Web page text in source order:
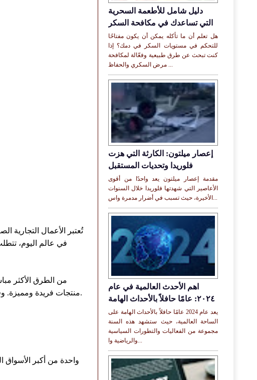
تُعتبر الأعمال التجارية
من الطرق الأكثر
منتجات فريدة ومميزة. وفقًا لدراسة حديثة، فإن 68% من كل دولار يتم إنفاقه في الأعمال المحلية يبقى داخل المجتمع، مما يعزز الاقتصاد المحلي.
دليل شامل للأطعمة السحرية
التي تساعدك في مكافحة السكر
هل تعلم أن ما تأكله يمكن أن يكون مفتاحًا
للتحكم في مستويات السكر في دمك؟ إذا
كنت تبحث عن طرق طبيعية وفعّالة لمكافحة
مرض السكري والحفاظ ...
إعصار ميلتون: الكارثة التي هزت
فلوريدا وتحديات المستقبل
مقدمة إعصار ميلتون يعد واحدًا من أقوى
الأعاصير التي شهدتها فلوريدا خلال السنوات
الأخيرة، حيث تسبب في أضرار مدمرة واس...
اهم الأحدث العالمية في عام
٢٠٢٤: عامًا حافلاً بالأحداث الهامة
يعد عام 2024 عامًا حافلاً بالأحداث الهامة على
الساحة العالمية، حيث ستشهد هذه السنة
مجموعة من الفعاليات والتطورات السياسية
والرياضية وا...